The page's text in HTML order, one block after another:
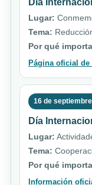
Día
Lugar:
Tema:
Por qué
Página oficial
16 de
Día
Lugar:
Tema:
Por qué
Información